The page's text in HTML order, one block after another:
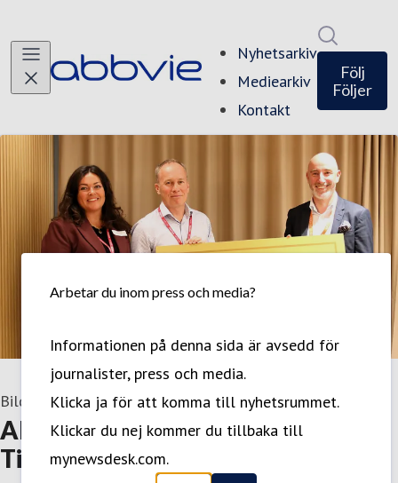
Arbetar du inom press och media?
Informationen på denna sida är avsedd för
journalister, press och media.
Klicka ja för att komma till nyhetsrummet.
Klickar du nej kommer du tillbaka till
mynewsdesk.com.
Nyhetsarkiv
Mediearkiv
Kontakt
Följ
Följer
Bild 2 Oktober 2025
AbbVie Scandinavia Golden
Ticket_Oct 2025.JPG